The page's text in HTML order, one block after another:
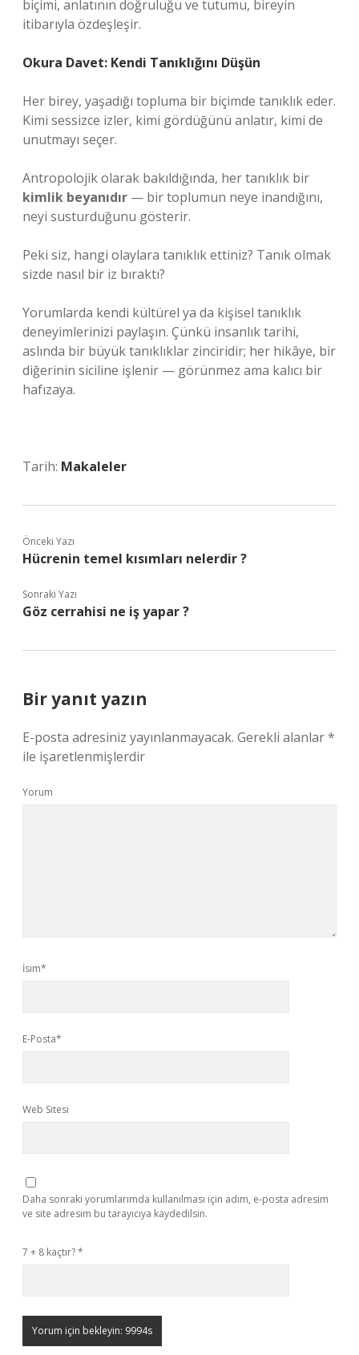
biçimi, anlatının doğruluğu ve tutumu, bireyin
itibarıyla özdeşleşir.
Okura Davet: Kendi Tanıklığını Düşün
Her birey, yaşadığı topluma bir biçimde tanıklık eder.
Kimi sessizce izler, kimi gördüğünü anlatır, kimi de
unutmayı seçer.
Antropolojik olarak bakıldığında, her tanıklık bir
kimlik beyanıdır — bir toplumun neye inandığını,
neyi susturduğunu gösterir.
Peki siz, hangi olaylara tanıklık ettiniz? Tanık olmak
sizde nasıl bir iz bıraktı?
Yorumlarda kendi kültürel ya da kişisel tanıklık
deneyimlerinizi paylaşın. Çünkü insanlık tarihi,
aslında bir büyük tanıklıklar zinciridir; her hikâye, bir
diğerinin siciline işlenir — görünmez ama kalıcı bir
hafızaya.
Tarih: Makaleler
Önceki Yazı
Hücrenin temel kısımları nelerdir ?
Sonraki Yazı
Göz cerrahisi ne iş yapar ?
Bir yanıt yazın
E-posta adresiniz yayınlanmayacak. Gerekli alanlar*
ile işaretlenmişlerdir
Yorum
İsim*
E-Posta*
Web Sitesi
Daha sonraki yorumlarımda kullanılması için adım, e-posta adresim
ve site adresim bu tarayıcıya kaydedilsin.
7 + 8 kaçtır?*